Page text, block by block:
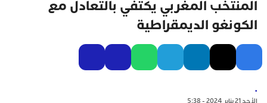
المنتخب المغربي يكتفي بالتعادل مع
الكونغو الديمقراطية
.
الأحد 21 يناير 2024 - 5:38